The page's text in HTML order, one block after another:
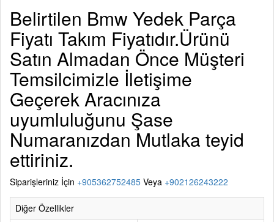
Belirtilen Bmw Yedek Parça
Fiyatı Takım Fiyatıdır.Ürünü
Satın Almadan Önce Müşteri
Temsilcimizle İletişime
Geçerek Aracınıza
uyumluluğunu Şase
Numaranızdan Mutlaka teyid
ettiriniz.
Siparişleriniz İçin +905362752485 Veya +902126243222
Diğer Özellikler